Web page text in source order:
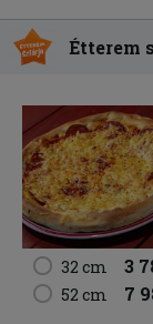
Étterem
32 cm 3
52 cm 7